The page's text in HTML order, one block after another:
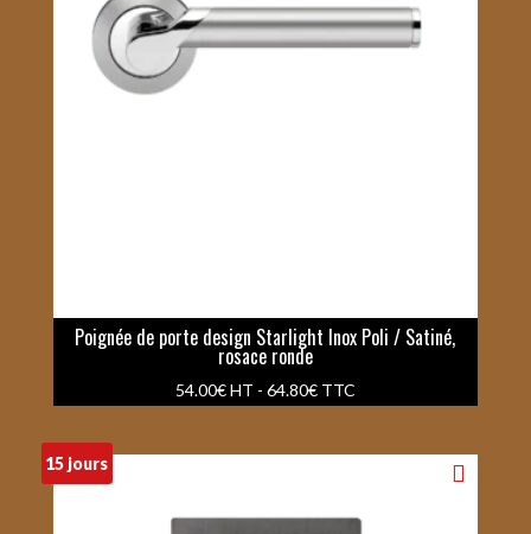
Poignée de porte design Starlight Inox Poli / Satiné,
rosace ronde
54.00€HT - 64.80€TTC
15 jours